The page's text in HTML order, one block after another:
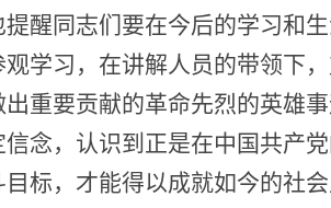
醒同志们要在今后的学习和
学习，在讲解人员的带领下
重要贡献的革命先烈的英雄
念，认识到正是在中国共产
标，才能得以成就如今的社会